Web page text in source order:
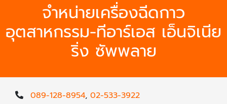
จำหน่ายเครื่องฉีดกาว
อุตสาหกรรม-ทีอาร์เอส เอ็นจิเนีย
ริ่ง ซัพพลาย
089-128-8954, 02-533-3922